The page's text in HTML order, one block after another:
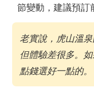
節變動，建議預訂
老實說，虎山溫
但體驗差很多。
點錢選好一點的。